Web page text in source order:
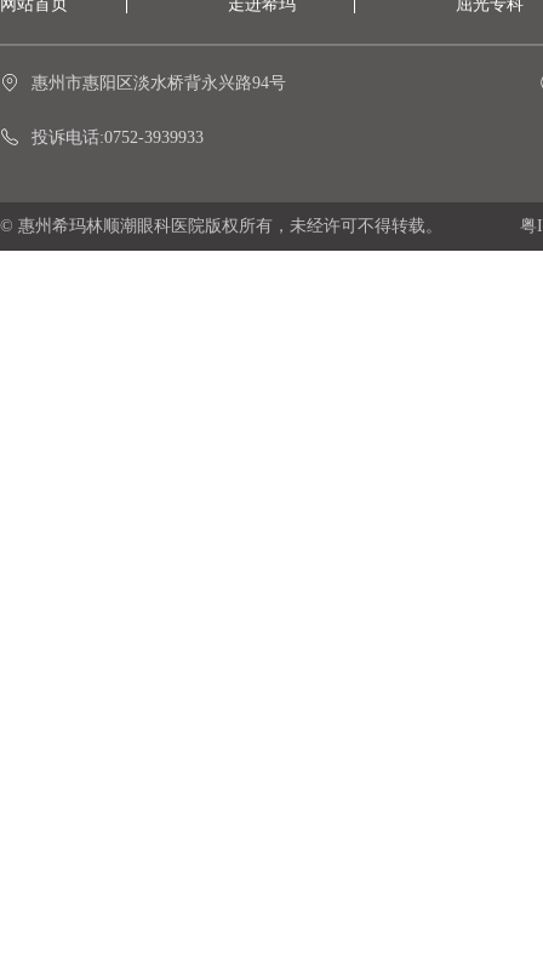
网站首页 走进希玛 屈光专科
惠州市惠阳区淡水桥背永兴路94号
投诉电话:0752-3939933
© 惠州希玛林顺潮眼科医院版权所有，未经许可不得转载。 粤